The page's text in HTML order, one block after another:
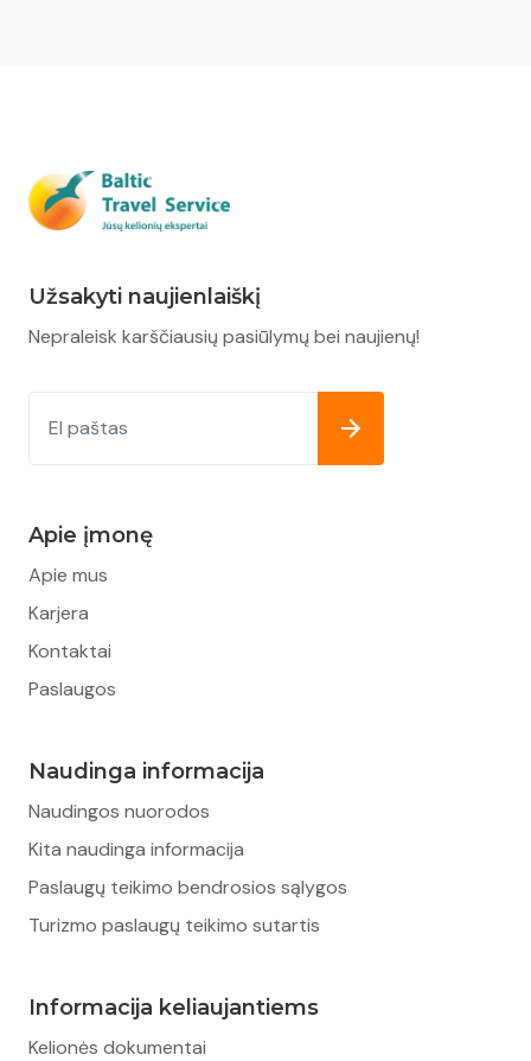
Užsakyti naujienlaiškį
Nepraleisk karščiausių pasiūlymų bei naujienų!
Apie įmonę
Apie mus
Karjera
Kontaktai
Paslaugos
Naudinga informacija
Naudingos nuorodos
Kita naudinga informacija
Paslaugų teikimo bendrosios sąlygos
Turizmo paslaugų teikimo sutartis
Informacija keliaujantiems
Kelionės dokumentai